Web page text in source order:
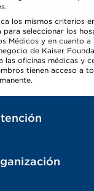
los mismos criterios
seleccionar los
Médicos y en cuanto
de Kaiser
las oficinas médicas y
tienen acceso a